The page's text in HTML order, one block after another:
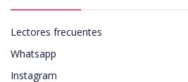
Lectores frecuentes
Whatsapp
Instagram